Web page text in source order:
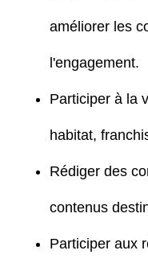
améliorer les
l'engagement.
Participer à la
habitat,
Rédiger des
contenus
Participer aux